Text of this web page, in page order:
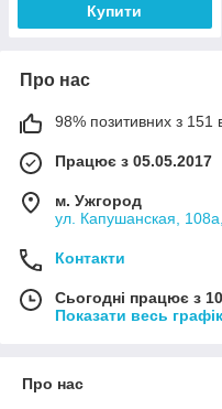
Купити
Про нас
98% позитивних з 151
Працює з 05.05.2017
м. Ужгород
ул. Капушанская,
Контакти
Сьогодні працює з
Показати весь
Про нас